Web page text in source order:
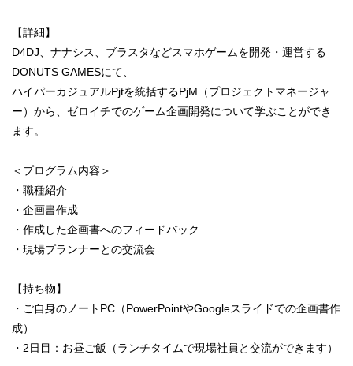
【詳細】
D4DJ、ナナシス、ブラスタなどスマホゲームを開発・運営する
DONUTS GAMESにて、
ハイパーカジュアルPjtを統括するPjM（プロジェクトマネージャ
ー）から、ゼロイチでのゲーム企画開発について学ぶことができ
ます。
＜プログラム内容＞
・職種紹介
・企画書作成
・作成した企画書へのフィードバック
・現場プランナーとの交流会
【持ち物】
・ご自身のノートPC（PowerPointやGoogleスライドでの企画書作
成）
・2日目：お昼ご飯（ランチタイムで現場社員と交流ができます）